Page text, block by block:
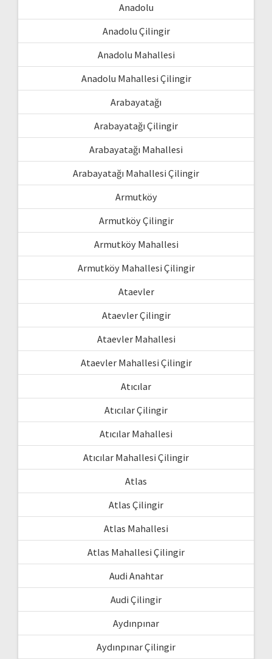
Anadolu
Anadolu Çilingir
Anadolu Mahallesi
Anadolu Mahallesi Çilingir
Arabayatağı
Arabayatağı Çilingir
Arabayatağı Mahallesi
Arabayatağı Mahallesi Çilingir
Armutköy
Armutköy Çilingir
Armutköy Mahallesi
Armutköy Mahallesi Çilingir
Ataevler
Ataevler Çilingir
Ataevler Mahallesi
Ataevler Mahallesi Çilingir
Atıcılar
Atıcılar Çilingir
Atıcılar Mahallesi
Atıcılar Mahallesi Çilingir
Atlas
Atlas Çilingir
Atlas Mahallesi
Atlas Mahallesi Çilingir
Audi Anahtar
Audi Çilingir
Aydınpınar
Aydınpınar Çilingir